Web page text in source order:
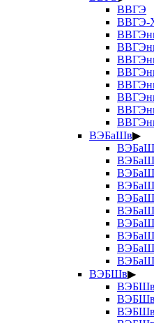
ВВГЭ
ВВГЭ-
ВЭБаШв▶
ВЭБШв▶
ВЭБШв